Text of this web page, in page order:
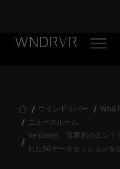
Skip to main content
Header Menu JP
Breadcrumb
ウインドリバー
Wind
ニュースルーム
Verizon社、世界初のエンド
れた5Gデータセッションを